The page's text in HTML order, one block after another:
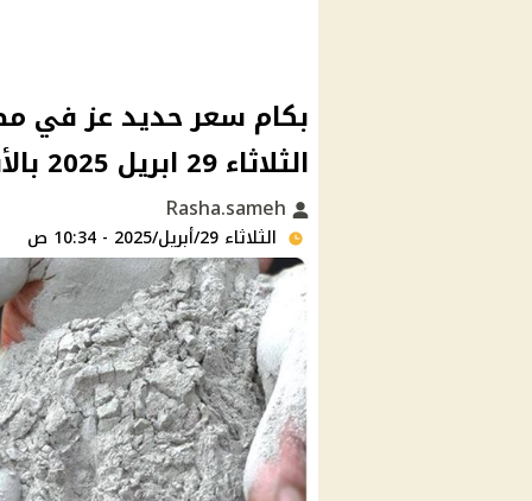
بكام سعر حديد عز في
الثلاثاء 29 ابريل 2025 بالأسواق
الثلاثاء 29/أبريل/2025 - 10:34 ص